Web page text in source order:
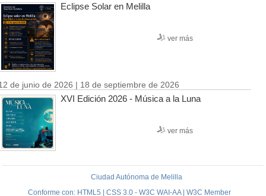
Eclipse Solar en Melilla
ver más
de junio de 2026 | 18 de septiembre de 2026
XVI Edición 2026 - Música a la Luna
ver más
Ciudad Autónoma de Melilla
Conforme con: HTML5 | CSS 3.0 - W3C WAI-AA | W3C Member